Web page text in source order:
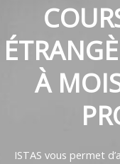
À
ISTAS vous permet